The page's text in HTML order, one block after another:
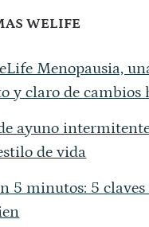
WELIFE
Menopausia,
y claro de cambios
ayuno
de vida
5 minutos: 5 claves